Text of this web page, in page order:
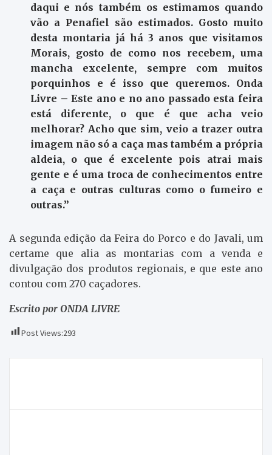
daqui e nós também os estimamos quando
vão a Penafiel são estimados. Gosto muito
desta montaria já há 3 anos que visitamos
Morais, gosto de como nos recebem, uma
mancha excelente, sempre com muitos
porquinhos e é isso que queremos. Onda
Livre – Este ano e no ano passado esta feira
está diferente, o que é que acha veio
melhorar? Acho que sim, veio a trazer outra
imagem não só a caça mas também a própria
aldeia, o que é excelente pois atrai mais
gente e é uma troca de conhecimentos entre
a caça e outras culturas como o fumeiro e
outras.”
A segunda edição da Feira do Porco e do Javali, um
certame que alia as montarias com a venda e
divulgação dos produtos regionais, e que este ano
contou com 270 caçadores.
Escrito por ONDA LIVRE
Post Views:293
artigos